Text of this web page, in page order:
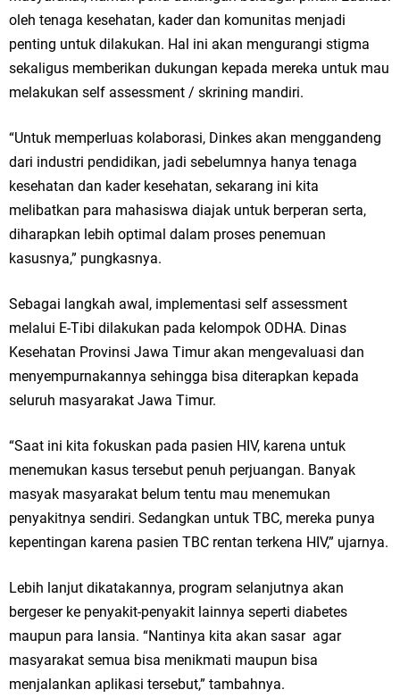
Zakat Produktif Dorong Kemandirian UMKM, LAZISNU Kedamean Bantu
Kembangkan Warung Bu Wiwik
Karang Taruna Gresik Perkuat Ekonomi Lewat Pemanfaatan Gedung C
Nila Yani Apresiasi Launching Komunitas Gowes dan Pasar Ahad
Jajanan Jadul di Ecopark Randuagung
Takmir Masjid KH Robbach Ma’sum Gelar Penyembelihan Hewan
Qurban dari Bupati & Kepala DPMPTSP Gresik
DPC PDI Perjuangan Gresik Tebar Berkah Idul Adha, Bagikan Daging
Ponpes Himmatul Khoiriyah Gelar Penyembelihan Hewan Qurban dari
RT 03 RW 01 Patra Raya Rosewood Cerme Gresik Berbenah dan
Bersolek, Siap Meriahkan HUT Ke 81 RI
Jumat, 7 Agustus
oleh tenaga kesehatan, kader dan komunitas menjadi
penting untuk dilakukan. Hal ini akan mengurangi stigma
sekaligus memberikan dukungan kepada mereka untuk mau
melakukan self assessment / skrining mandiri.
“Untuk memperluas kolaborasi, Dinkes akan menggandeng
dari industri pendidikan, jadi sebelumnya hanya tenaga
kesehatan dan kader kesehatan, sekarang ini kita
melibatkan para mahasiswa diajak untuk berperan serta,
diharapkan lebih optimal dalam proses penemuan
kasusnya,” pungkasnya.
Sebagai langkah awal, implementasi self assessment
melalui E-Tibi dilakukan pada kelompok ODHA. Dinas
Kesehatan Provinsi Jawa Timur akan mengevaluasi dan
menyempurnakannya sehingga bisa diterapkan kepada
seluruh masyarakat Jawa Timur.
“Saat ini kita fokuskan pada pasien HIV, karena untuk
menemukan kasus tersebut penuh perjuangan. Banyak
masyak masyarakat belum tentu mau menemukan
penyakitnya sendiri. Sedangkan untuk TBC, mereka punya
kepentingan karena pasien TBC rentan terkena HIV,” ujarnya.
Lebih lanjut dikatakannya, program selanjutnya akan
bergeser ke penyakit-penyakit lainnya seperti diabetes
maupun para lansia. “Nantinya kita akan sasar agar
masyarakat semua bisa menikmati maupun bisa
menjalankan aplikasi tersebut,” tambahnya.